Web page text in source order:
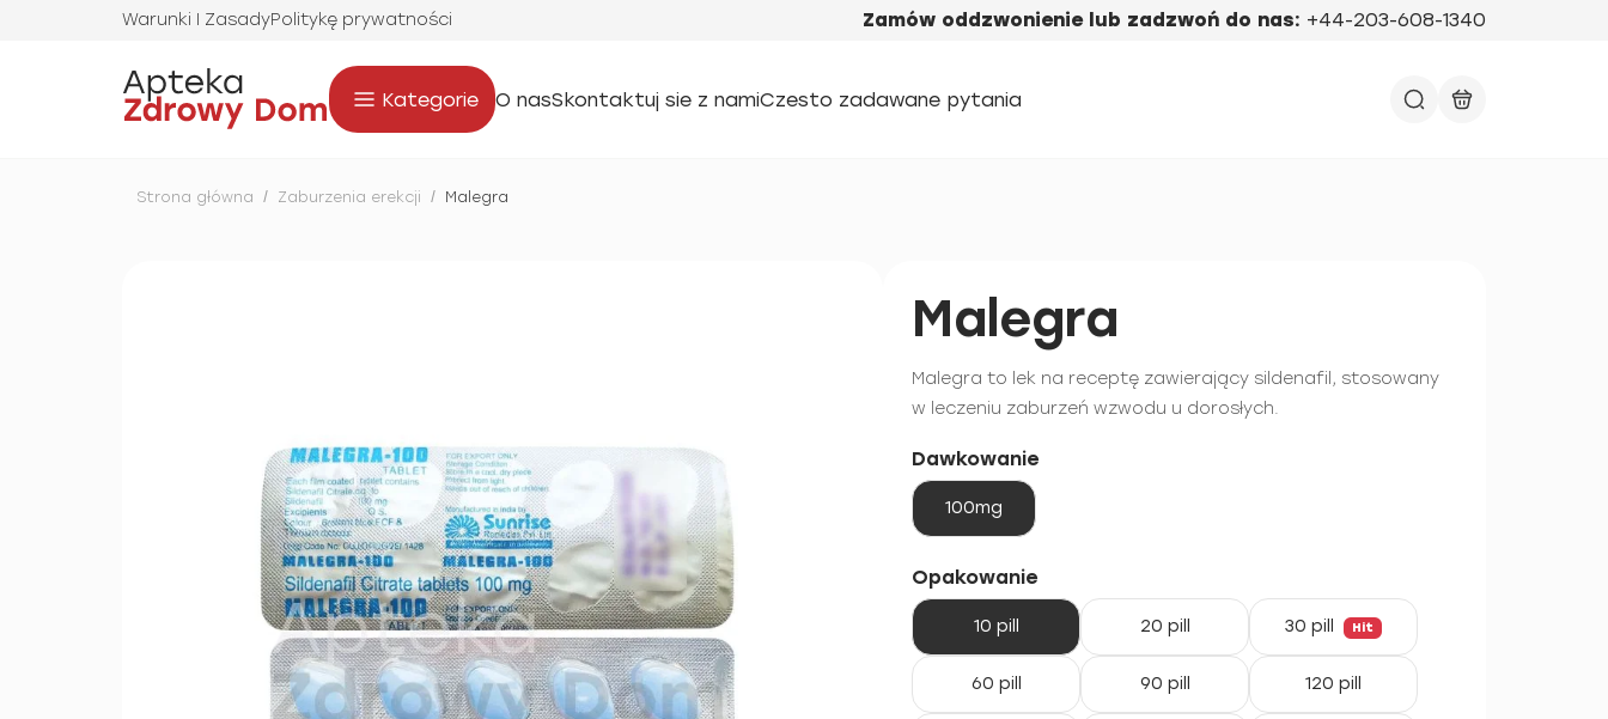
Warunki I ZasadyPolitykę prywatności Zamów oddzwonienie lub zadzwoń do nas: +44-203-608-1340
Kategorie O nasSkontaktuj sie z namiCzesto zadawane pytania
Strona główna / Zaburzenia erekcji / Malegra
Malegra
Malegra to lek na receptę zawierający sildenafil, stosowany
w leczeniu zaburzeń wzwodu u dorosłych.
Dawkowanie
100mg
Opakowanie
10 pill 20 pill 30 pill Hit
60 pill 90 pill 120 pill